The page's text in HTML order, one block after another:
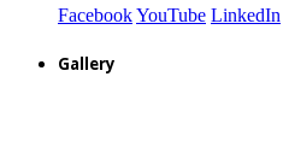
FacebookYouTube LinkedIn
Gallery